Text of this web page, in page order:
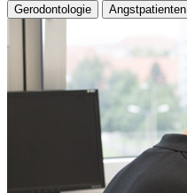
Gerodontologie
Angstpatienten